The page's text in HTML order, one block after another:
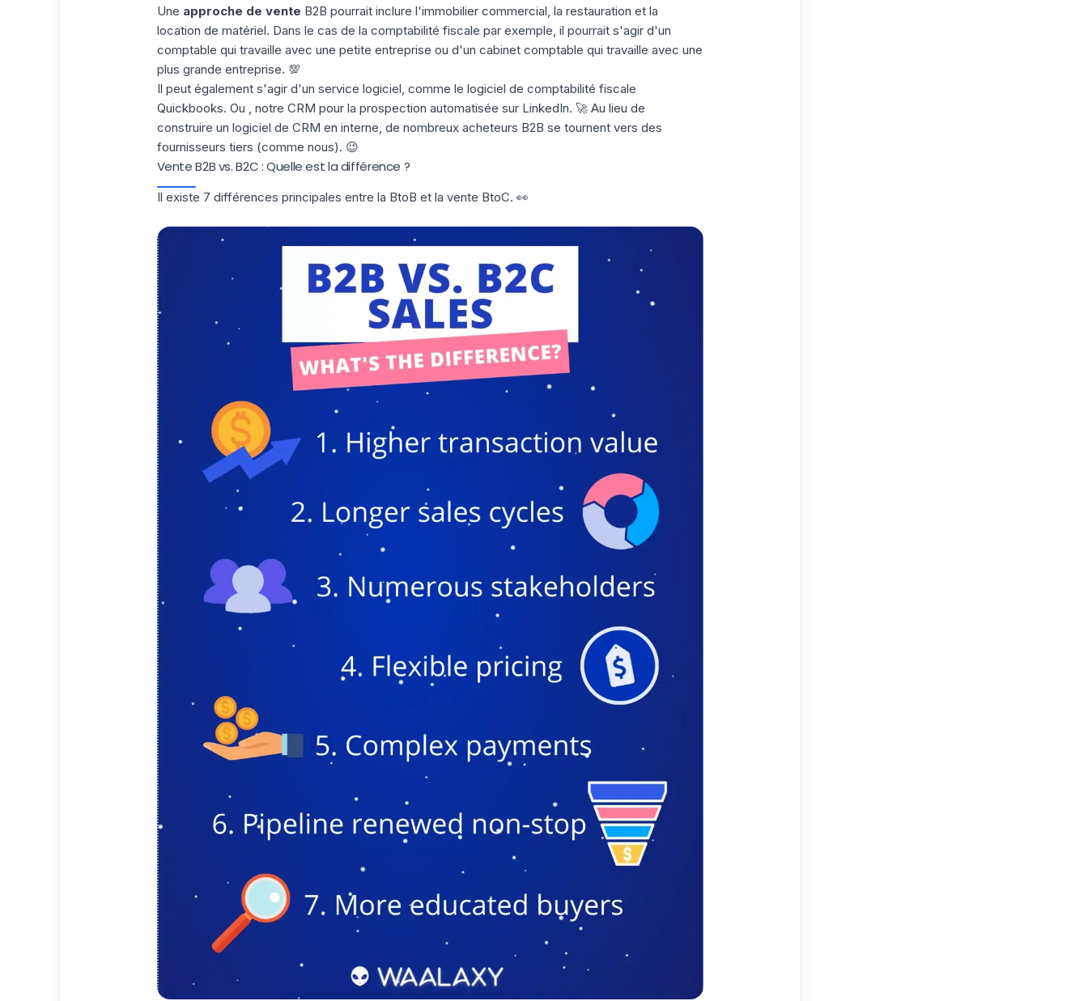
Une approche de vente B2B pourrait inclure l'immobilier commercial, la restauration et la
location de matériel. Dans le cas de la comptabilité fiscale par exemple, il pourrait s'agir d'un
comptable qui travaille avec une petite entreprise ou d'un cabinet comptable qui travaille avec une
plus grande entreprise. 💯
Il peut également s'agir d'un service logiciel, comme le logiciel de comptabilité fiscale
Quickbooks. Ou , notre CRM pour la prospection automatisée sur LinkedIn. 🚀 Au lieu de
construire un logiciel de CRM en interne, de nombreux acheteurs B2B se tournent vers des
fournisseurs tiers (comme nous). 😉
Vente B2B vs. B2C : Quelle est la différence ?
Il existe 7 différences principales entre la BtoB et la vente BtoC. 👀